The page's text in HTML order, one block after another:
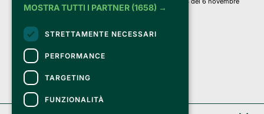
2025.
Su Clappit i tuoi acquisti ed i tuoi dati
sono sicuri e protetti da un certificato SSL
con crittografia a 128 bit.
MOSTRA TUTTI I PARTNER (1658) →
STRETTAMENTE NECESSARI
PERFORMANCE
TARGETING
FUNZIONALITÀ